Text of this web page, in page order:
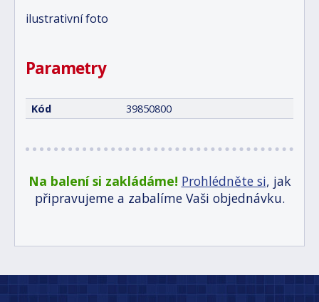
ilustrativní foto
Parametry
Kód 39850800
Na balení si zakládáme! Prohlédněte si, jak
připravujeme a zabalíme Vaši objednávku.